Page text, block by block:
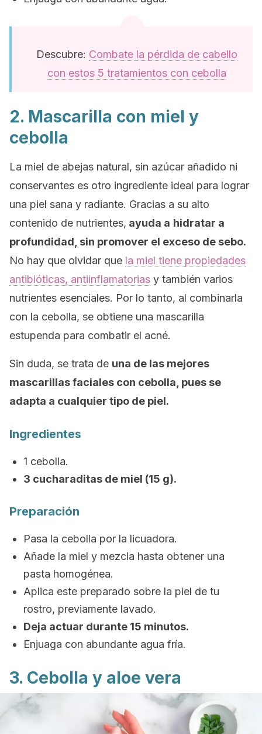
Descubre: Combate la pérdida de cabello
con estos 5 tratamientos con cebolla
2. Mascarilla con miel y
cebolla
La miel de abejas natural, sin azúcar añadido ni
conservantes es otro ingrediente ideal para lograr
una piel sana y radiante. Gracias a su alto
contenido de nutrientes, ayuda a hidratar a
profundidad, sin promover el exceso de sebo.
No hay que olvidar que la miel tiene propiedades
antibióticas, antiinflamatorias y también varios
nutrientes esenciales. Por lo tanto, al combinarla
con la cebolla, se obtiene una mascarilla
estupenda para combatir el acné.
Sin duda, se trata de una de las mejores
mascarillas faciales con cebolla, pues se
adapta a cualquier tipo de piel.
Ingredientes
1 cebolla.
3 cucharaditas de miel (15 g).
Preparación
Pasa la cebolla por la licuadora.
Añade la miel y mezcla hasta obtener una
pasta homogénea.
Aplica este preparado sobre la piel de tu
rostro, previamente lavado.
Deja actuar durante 15 minutos.
Enjuaga con abundante agua fría.
3. Cebolla y aloe vera